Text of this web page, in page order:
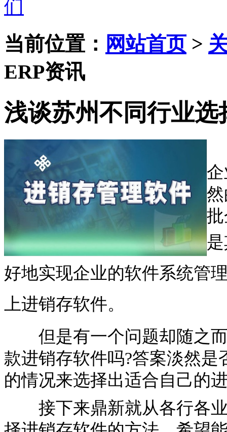
当前位置： 网站首页>
ERP资讯
浅谈苏州不同行业
好地实现企业的软件系统管
上进销存软件。
但是有一个问题却随之而
款进销存软件吗?答案淡然
的情况来选择出适合自己的
接下来鼎新就从各行各业